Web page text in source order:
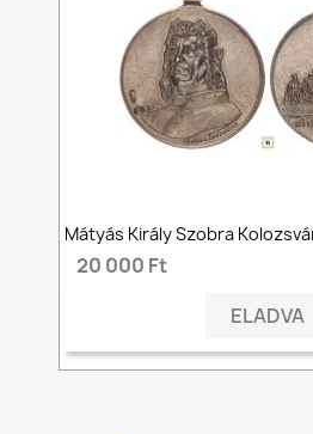
Mátyás Király Szobra
20 000 Ft
ELADVA